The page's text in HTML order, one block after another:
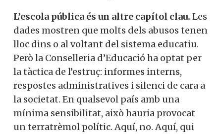
L’escola pública és un altre capítol clau. Les
dades mostren que molts dels abusos tenen
lloc dins o al voltant del sistema educatiu.
Però la Conselleria d’Educació ha optat per
la tàctica de l’estruç: informes interns,
respostes administratives i silenci de cara a
la societat. En qualsevol país amb una
mínima sensibilitat, això hauria provocat
un terratrèmol polític. Aquí, no. Aquí, qui